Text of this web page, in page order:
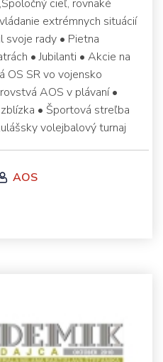
cieľ, rovnaké
extrémnych situácií
svoje rady • Pietna
• Jubilanti • Akcie na
OS SR vo vojensko
AOS v plávaní •
• Športová streľba
volejbalový turnaj
AOS